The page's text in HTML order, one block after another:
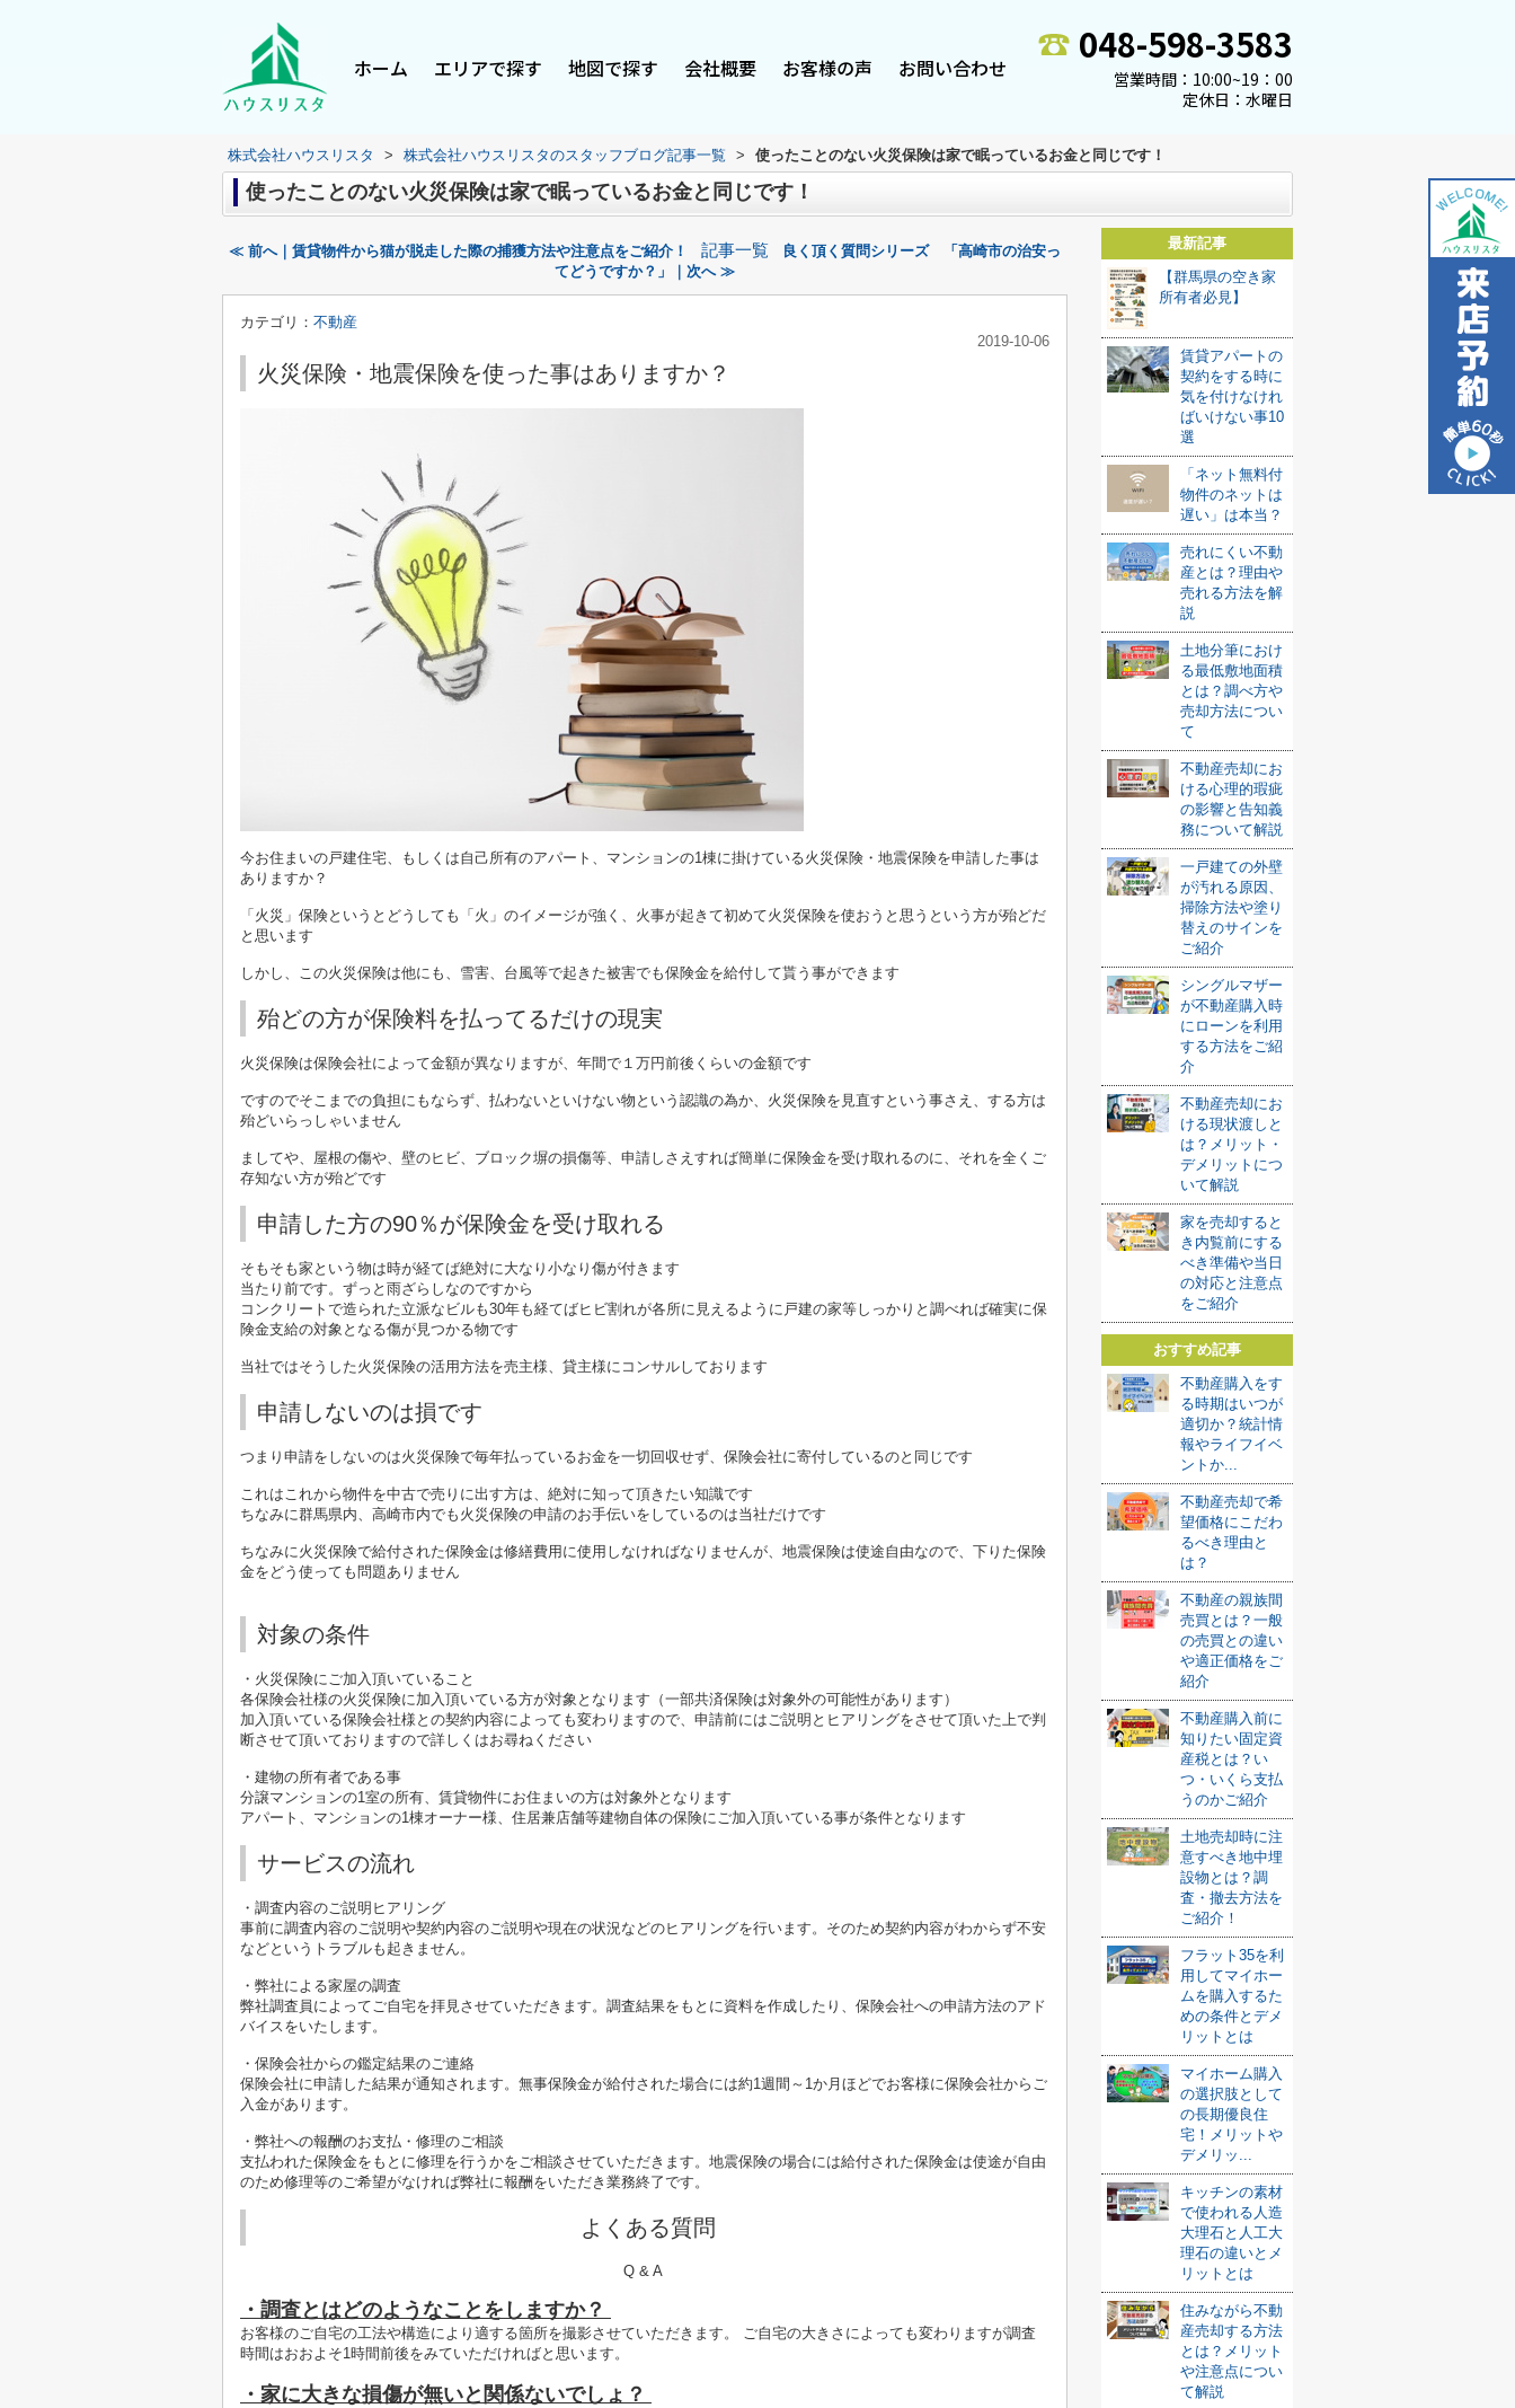
ホーム エリアで探す 地図で探す 会社概要 お客様の声 お問い合わせ
048-598-3583
営業時間：10:00~19：00
定休日：水曜日
株式会社ハウスリスタ > 株式会社ハウスリスタのスタッフブログ記事一覧 > 使ったことのない火災保険は家で眠っているお金と同じです！
使ったことのない火災保険は家で眠っているお金と同じです！
≪ 前へ｜賃貸物件から猫が脱走した際の捕獲方法や注意点をご紹介！ 記事一覧
良く頂く質問シリーズ 「高崎市の治安っ
てどうですか？」｜次へ ≫
カテゴリ： 不動産
2019-10-06
火災保険・地震保険を使った事はありますか？
今お住まいの戸建住宅、もしくは自己所有のアパート、マンションの1棟に掛けている火災保険・地震保険を申請した事は
ありますか？
「火災」保険というとどうしても「火」のイメージが強く、火事が起きて初めて火災保険を使おうと思うという方が殆どだ
と思います
しかし、この火災保険は他にも、雪害、台風等で起きた被害でも保険金を給付して貰う事ができます
殆どの方が保険料を払ってるだけの現実
火災保険は保険会社によって金額が異なりますが、年間で１万円前後くらいの金額です
ですのでそこまでの負担にもならず、払わないといけない物という認識の為か、火災保険を見直すという事さえ、する方は
殆どいらっしゃいません
ましてや、屋根の傷や、壁のヒビ、ブロック塀の損傷等、申請しさえすれば簡単に保険金を受け取れるのに、それを全くご
存知ない方が殆どです
申請した方の90％が保険金を受け取れる
そもそも家という物は時が経てば絶対に大なり小なり傷が付きます
当たり前です。ずっと雨ざらしなのですから
コンクリートで造られた立派なビルも30年も経てばヒビ割れが各所に見えるように戸建の家等しっかりと調べれば確実に保
険金支給の対象となる傷が見つかる物です
当社ではそうした火災保険の活用方法を売主様、貸主様にコンサルしております
申請しないのは損です
つまり申請をしないのは火災保険で毎年払っているお金を一切回収せず、保険会社に寄付しているのと同じです
これはこれから物件を中古で売りに出す方は、絶対に知って頂きたい知識です
ちなみに群馬県内、高崎市内でも火災保険の申請のお手伝いをしているのは当社だけです
ちなみに火災保険で給付された保険金は修繕費用に使用しなければなりませんが、地震保険は使途自由なので、下りた保険
金をどう使っても問題ありません
対象の条件
・火災保険にご加入頂いていること
各保険会社様の火災保険に加入頂いている方が対象となります（一部共済保険は対象外の可能性があります）
加入頂いている保険会社様との契約内容によっても変わりますので、申請前にはご説明とヒアリングをさせて頂いた上で判
断させて頂いておりますので詳しくはお尋ねください
・建物の所有者である事
分譲マンションの1室の所有、賃貸物件にお住まいの方は対象外となります
アパート、マンションの1棟オーナー様、住居兼店舗等建物自体の保険にご加入頂いている事が条件となります
サービスの流れ
・調査内容のご説明​ヒアリング
事前に調査内容のご説明や契約内容のご説明や現在の状況などのヒアリングを行います。そのため契約内容がわからず不安
などというトラブルも起きません。
・弊社による家屋の調査
弊社調査員によってご自宅を拝見させていただきます。調査結果をもとに資料を作成したり、保険会社への申請方法のアド
バイスをいたします。
・保険会社からの鑑定結果のご連絡
保険会社に申請した結果が通知されます。無事保険金が給付された場合には約1週間～1か月ほどでお客様に保険会社からご
入金があります。
・弊社への報酬のお支払・修理のご相談
支払われた保険金をもとに修理を行うかをご相談させていただきます。地震保険の場合には給付された保険金は使途が自由
のため修理等のご希望がなければ弊社に報酬をいただき業務終了です。
よくある質問
Q & A
・​調査とはどのようなことをしますか？
お客様のご自宅の工法や構造により適する箇所を撮影させていただきます。 ​ご自宅の大きさによっても変わりますが調査
時間はおおよそ1時間前後をみていただければと思います。
・家に大きな損傷が無いと関係ないでしょ？
最新記事
【群馬県の空き家
所有者必見】
賃貸アパートの
契約をする時に
気を付けなけれ
ばいけない事10
選
「ネット無料付
物件のネットは
遅い」は本当？
売れにくい不動
産とは？理由や
売れる方法を解
説
土地分筆におけ
る最低敷地面積
とは？調べ方や
売却方法につい
て
不動産売却にお
ける心理的瑕疵
の影響と告知義
務について解説
一戸建ての外壁
が汚れる原因、
掃除方法や塗り
替えのサインを
ご紹介
シングルマザー
が不動産購入時
にローンを利用
する方法をご紹
介
不動産売却にお
ける現状渡しと
は？メリット・
デメリットにつ
いて解説
家を売却すると
き内覧前にする
べき準備や当日
の対応と注意点
をご紹介
おすすめ記事
不動産購入をす
る時期はいつが
適切か？統計情
報やライフイベ
ントか...
不動産売却で希
望価格にこだわ
るべき理由と
は？
不動産の親族間
売買とは？一般
の売買との違い
や適正価格をご
紹介
不動産購入前に
知りたい固定資
産税とは？い
つ・いくら支払
うのかご紹介
土地売却時に注
意すべき地中埋
設物とは？調
査・撤去方法を
ご紹介！
フラット35を利
用してマイホー
ムを購入するた
めの条件とデメ
リットとは
マイホーム購入
の選択肢として
の長期優良住
宅！メリットや
デメリッ...
キッチンの素材
で使われる人造
大理石と人工大
理石の違いとメ
リットとは
住みながら不動
産売却する方法
とは？メリット
や注意点につい
て解説